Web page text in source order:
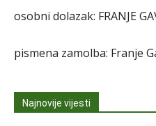
osobni dolazak: FRANJE
pismena zamolba: Franje
Najnovije vijesti